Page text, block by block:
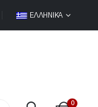
ΕΛΛΗΝΙΚΆ
0